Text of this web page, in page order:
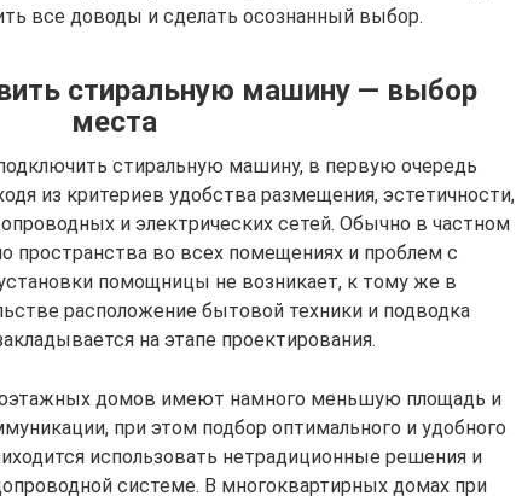
все доводы и сделать осознанный выбор.
стиральную машину — выбор
места
стиральную машину, в первую очередь
из критериев удобства размещения, эстетичности,
и электрических сетей. Обычно в частном
пространства во всех помещениях и проблем с
помощницы не возникает, к тому же в
расположение бытовой техники и подводка
на этапе проектирования.
домов имеют намного меньшую площадь и
при этом подбор оптимального и удобного
использовать нетрадиционные решения и
системе. В многоквартирных домах при